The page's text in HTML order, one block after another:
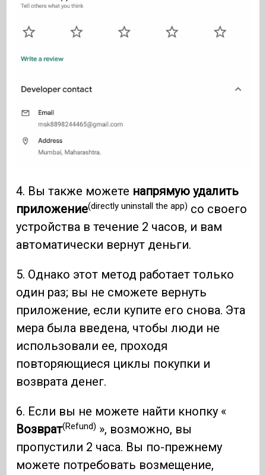
4. Вы также можете напрямую удалить
приложение(directly uninstall the app) со своего
устройства в течение 2 часов, и вам
автоматически вернут деньги.
5. Однако этот метод работает только
один раз; вы не сможете вернуть
приложение, если купите его снова. Эта
мера была введена, чтобы люди не
использовали ее, проходя
повторяющиеся циклы покупки и
возврата денег.
6. Если вы не можете найти кнопку «
Возврат(Refund) », возможно, вы
пропустили 2 часа. Вы по-прежнему
можете потребовать возмещение,